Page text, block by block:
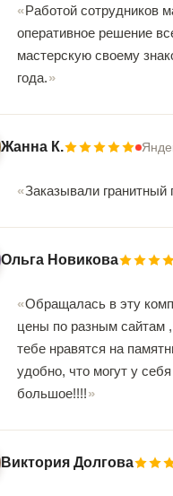
Работой сотрудников
оперативное решение
мастерскую своему
года.
Жанна К.
Заказывали гранитный
Ольга Новикова
Обращалась в эту
цены по разным сайтам
тебе нравятся на
удобно, что могут у
большое!!!!
Виктория Долгова